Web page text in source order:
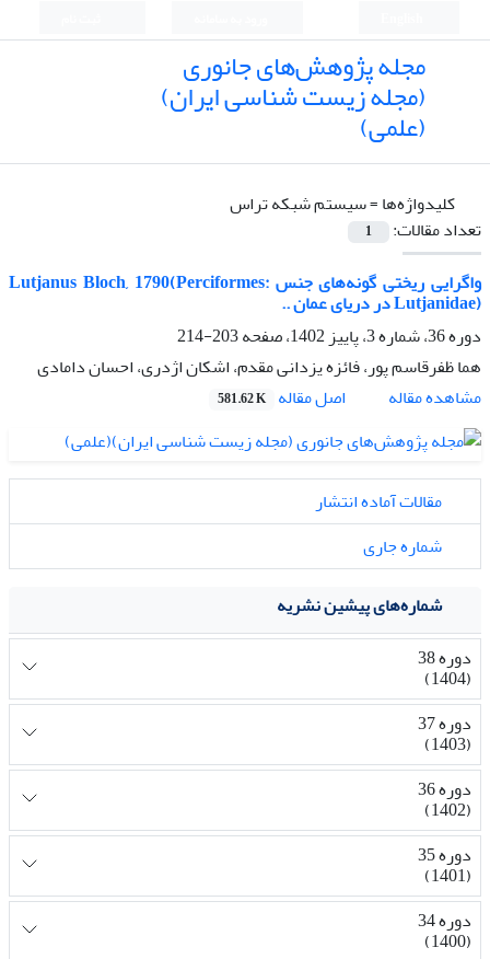
مجله پژوهش‌های جانوری
(مجله زیست شناسی ایران)
(علمی)
کلیدواژه‌ها =سیستم شبکه تراس
تعداد مقالات:
1
واگرایی ریختی گونه‌های جنس Lutjanus Bloch, 1790(Perciformes:
Lutjanidae) در دریای عمان ..
دوره 36، شماره 3، پاییز 1402، صفحه
203-214
هما ظفرقاسم پور، فائزه یزدانی مقدم، اشکان اژدری، احسان دامادی
مشاهده مقاله
اصل مقاله 581.62 K
مقالات آماده انتشار
شماره جاری
شماره‌های پیشین نشریه
دوره 38
(1404)
دوره 37
(1403)
دوره 36
(1402)
دوره 35
(1401)
دوره 34
(1400)